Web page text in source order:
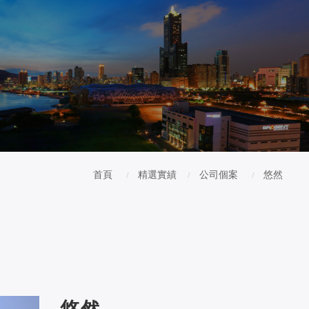
首頁 精選實績 公司個案 悠然